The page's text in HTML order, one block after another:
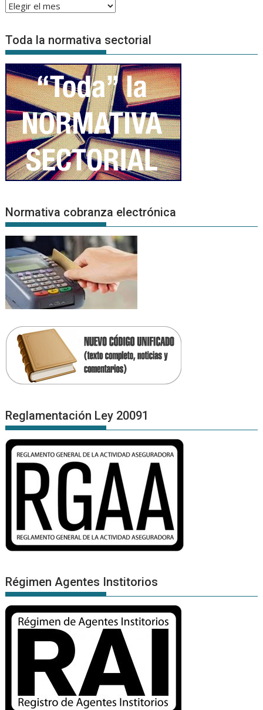
Archivo
Noticias
Toda la normativa sectorial
Normativa cobranza electrónica
Reglamentación Ley 20091
Régimen Agentes Institorios